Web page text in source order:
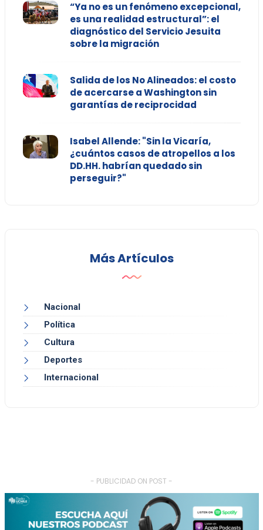
“Ya no es un fenómeno excepcional,
es una realidad estructural”: el
diagnóstico del Servicio Jesuita
sobre la migración
Salida de los No Alineados: el costo
de acercarse a Washington sin
garantías de reciprocidad
Isabel Allende: "Sin la Vicaría,
¿cuántos casos de atropellos a los
DD.HH. habrían quedado sin
perseguir?"
Más Artículos
Nacional
Política
Cultura
Deportes
Internacional
- PUBLICIDAD ON POST -